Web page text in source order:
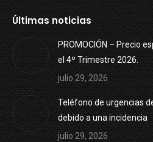
Últimas noticias
PROMOCIÓN – Precio
el 4º Trimestre 2026.
julio 29, 2026
Teléfono de urgencias
debido a una incidencia
julio 29, 2026